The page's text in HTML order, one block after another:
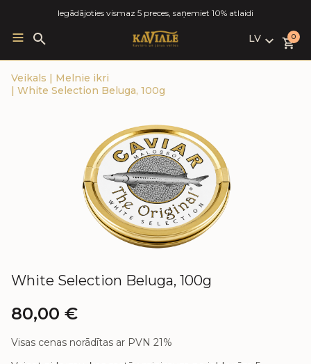
Iegādājoties vismaz 5 preces, saņemiet 10% atlaidi
Search
for:
LV
LV
0
Veikals | Melnie ikri
| White Selection Beluga, 100g
White Selection Beluga, 100g
80,00 €
Visas cenas norādītas ar PVN 21%